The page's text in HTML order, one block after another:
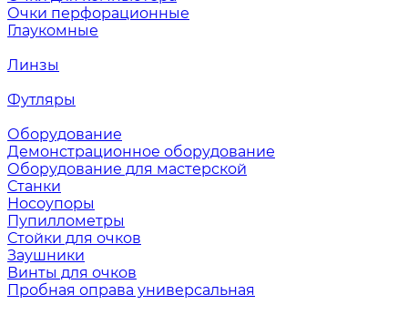
Очки перфорационные
Глаукомные
Линзы
Футляры
Оборудование
Демонстрационное оборудование
Оборудование для мастерской
Станки
Носоупоры
Пупиллометры
Стойки для очков
Заушники
Винты для очков
Пробная оправа универсальная